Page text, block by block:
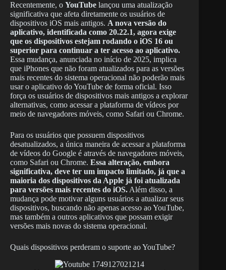
Recentemente, o YouTube lançou uma atualização
significativa que afeta diretamente os usuários de
dispositivos iOS mais antigos. A nova versão do
aplicativo, identificada como 20.22.1, agora exige
que os dispositivos estejam rodando o iOS 16 ou
superior para continuar a ter acesso ao aplicativo.
Essa mudança, anunciada no início de 2025, implica
que iPhones que não foram atualizados para as versões
mais recentes do sistema operacional não poderão mais
usar o aplicativo do YouTube de forma oficial. Isso
força os usuários de dispositivos mais antigos a explorar
alternativas, como acessar a plataforma de vídeos por
meio de navegadores móveis, como Safari ou Chrome.
Para os usuários que possuem dispositivos
desatualizados, a única maneira de acessar a plataforma
de vídeos do Google é através de navegadores móveis,
como Safari ou Chrome. Essa alteração, embora
significativa, deve ter um impacto limitado, já que a
maioria dos dispositivos da Apple já foi atualizada
para versões mais recentes do iOS. Além disso, a
mudança pode motivar alguns usuários a atualizar seus
dispositivos, buscando não apenas acesso ao YouTube,
mas também a outros aplicativos que possam exigir
versões mais novas do sistema operacional.
Quais dispositivos perderam o suporte ao YouTube?